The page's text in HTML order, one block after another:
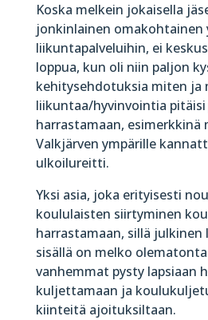
Koska melkein jokaisella
jonkinlainen omakohtainen
liikuntapalveluihin, ei
loppua, kun oli niin paljon
kehitysehdotuksia miten ja
liikuntaa/hyvinvointia pitäisi
harrastamaan,
Valkjärven ympärille
ulkoilureitti.
Yksi asia, joka erityisesti
koululaisten siirtyminen
harrastamaan, sillä julkinen
sisällä on melko
vanhemmat pysty lapsiaan
kuljettamaan ja
kiinteitä ajoituksiltaan.